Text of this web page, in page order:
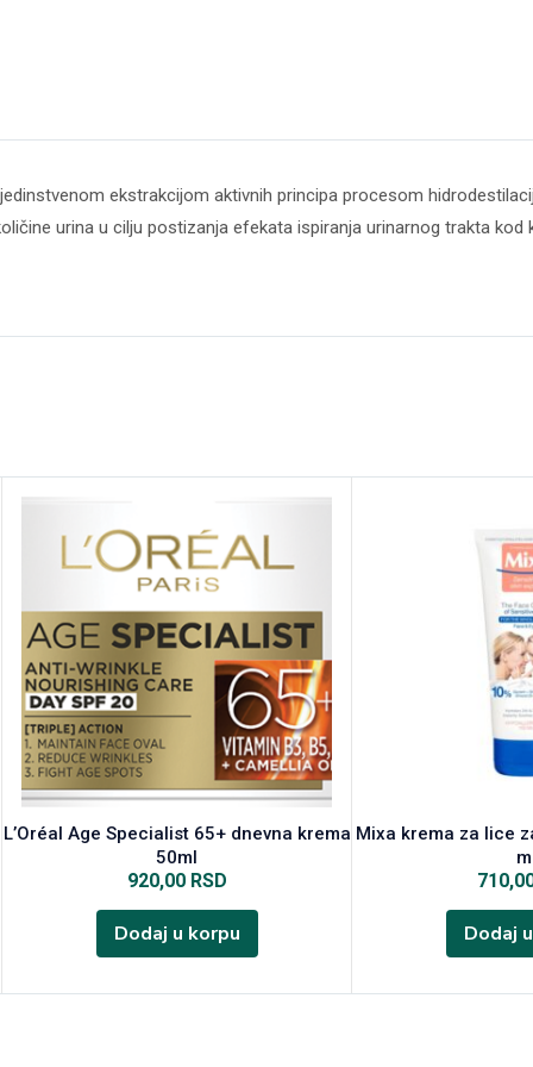
ekstrakcijom aktivnih principa procesom
urina u cilju postizanja efekata ispiranja urinarnog trakta kod
L’Oréal Age Specialist 65+ dnevna krema
50ml
920,00 RSD
Dodaj u korpu
Mixa krema za lice
Dodaj